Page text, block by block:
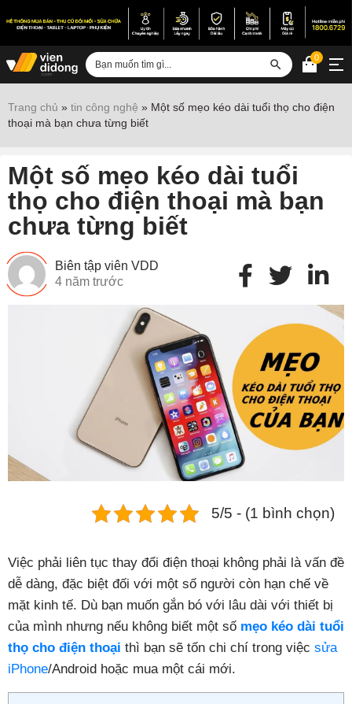
Sửa iPhone
Sửa Vertu
Sửa iPad
Sửa Macbook
Sửa Laptop
Tổng đài:
(miễn phí)
(Giờ làm việc: 08h00 - 21h00)
Đặt lịch ngay
0
Trang chủ » tin công nghệ » Một số mẹo kéo dài tuổi thọ cho điện
thoại mà bạn chưa từng biết
Một số mẹo kéo dài tuổi
thọ cho điện thoại mà bạn
chưa từng biết
Biên tập viên VDD
4 năm trước
5/5 - (1 bình chọn)
Việc phải liên tục thay đổi điện thoại không phải là vấn đề
dễ dàng, đặc biệt đối với một số người còn hạn chế về
mặt kinh tế. Dù bạn muốn gắn bó với lâu dài với thiết bị
của mình nhưng nếu không biết một số mẹo kéo dài tuổi
thọ cho điện thoại thì bạn sẽ tốn chi chí trong việc sửa
iPhone/Android hoặc mua một cái mới.